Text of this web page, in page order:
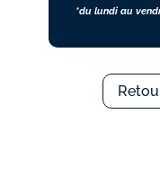
*du lundi au